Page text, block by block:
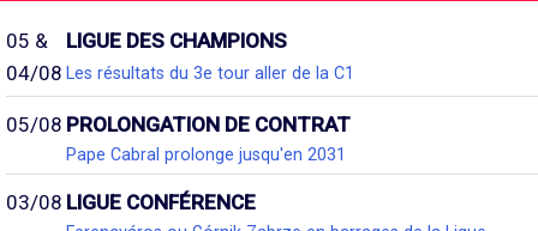
05 &
04/08
LIGUE DES CHAMPIONS
Les résultats du 3e tour aller de la C1
05/08 PROLONGATION DE CONTRAT
Pape Cabral prolonge jusqu'en 2031
03/08 LIGUE CONFÉRENCE